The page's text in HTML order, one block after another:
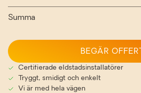
Summa
Certifierade eldstadsinstallatörer
Tryggt, smidigt och enkelt
Vi är med hela vägen
BEGÄR OFFERT